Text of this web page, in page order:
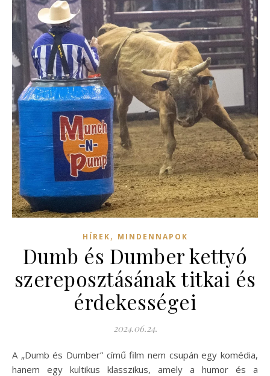
HÍREK, MINDENNAPOK
Dumb és Dumber kettyó
szereposztásának titkai és
érdekességei
2024.06.24.
A „Dumb és Dumber” című film nem csupán egy komédia,
hanem egy kultikus klasszikus, amely a humor és a